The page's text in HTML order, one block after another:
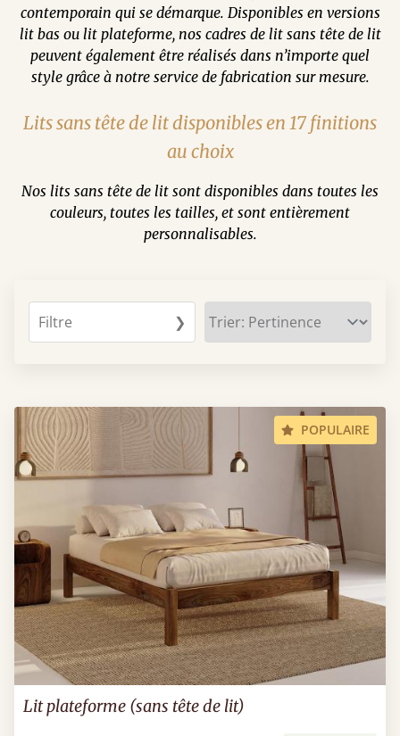
contemporain qui se démarque. Disponibles en versions
lit bas ou lit plateforme, nos cadres de lit sans tête de lit
peuvent également être réalisés dans n’importe quel
style grâce à notre service de fabrication sur mesure.
Lits sans tête de lit disponibles en 17 finitions
au choix
Nos lits sans tête de lit sont disponibles dans toutes les
couleurs, toutes les tailles, et sont entièrement
personnalisables.
Filtre ❯
POPULAIRE
Lit plateforme (sans tête de lit)